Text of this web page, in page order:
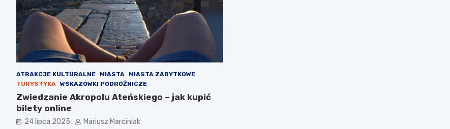
ATRAKCJE KULTURALNE MIASTA
MIASTA ZABYTKOWE
TURYSTYKA WSKAZÓWKI PODRÓŻNICZE
Zwiedzanie Akropolu Ateńskiego – jak kupić
bilety online
24 lipca 2025 Mariusz Marciniak